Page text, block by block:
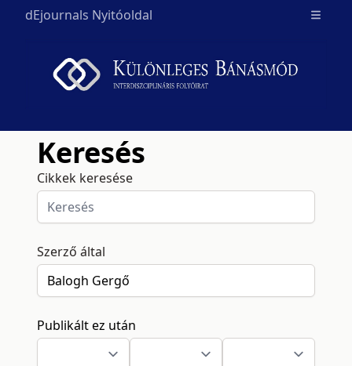
dEjournals Nyitóoldal Open
Keresés
Cikkek keresése
Szerző által
Publikált ez után